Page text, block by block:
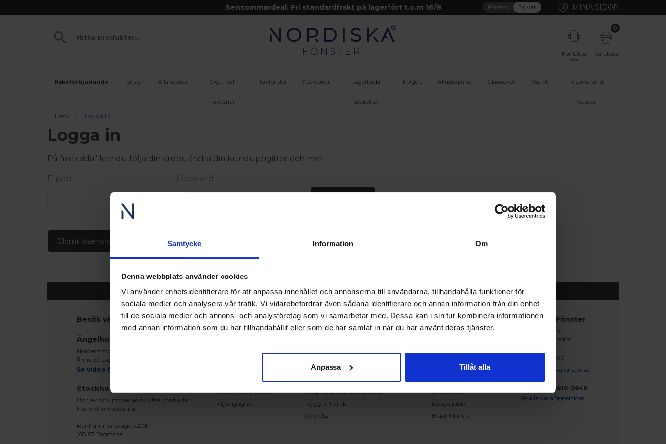
Samtycke Information Om
Denna webbplats använder cookies
Vi använder enhetsidentifierare för att anpassa innehållet och annonserna till användarna, tillhandahålla funktioner för
sociala medier och analysera vår trafik. Vi vidarebefordrar även sådana identifierare och annan information från din enhet
till de sociala medier och annons- och analysföretag som vi samarbetar med. Dessa kan i sin tur kombinera informationen
med annan information som du har tillhandahållit eller som de har samlat in när du har använt deras tjänster.
Anpassa Tillåt alla
Sensommardeal: Fri standardfrakt på lagerfört t.o.m 16/8 Företag Privat MINA SIDOR
Kontakta
oss
0
Varukorg
Paketerbjudande Fönster Altandörrar Skjut- och
vikdörrar
Takfönster Ytterdörrar Lagerförda
produkter
Pergola Akustikpanel Glasräcken Outlet Inspiration &
Guider
Hem Logga in
Logga in
På "min sida" kan du följa din order, ändra din kunduppgifter och mer
E-post Lösenord
Glömt lösenord Skapa konto
RING OSS PÅ 0431 - 37 14 00
Besök våra utställningar
Ängelholm
Nordens största fönsterutställning
finns på Lagegatan 24 i Ängelholm
Se video från vårt showroom
Stockholm
Upplev och inspireras av våra produkter
hos Victrix inredarna.
Ranhammarsvägen 20E
168 67 Bromma
Kundservice
Kontakta oss
Beställning och offert
Monteringsanvisningar
Teknisk information
Tillgänglighet
Handla på Nordiska Fönster
Köpvillkor
Om ditt köp
Betalnings & leveransvillkor
Ångerrätt & återbetalning
Garantier
Integritets- och cookiepolicy
Trygg E-handel
Om Oss
Snabblänkar
Monterat och klart
Inspiration
Vanliga frågor och svar
Återförsäljare
Omdömen
Lediga jobb
Black Month
Nordiska Fönster
Lagegatan 24
262 71 Ängelholm
0431 - 37 14 00
info@nordiskafonster.se
Org Nr: 556810-2940
Se alla våra öppettider